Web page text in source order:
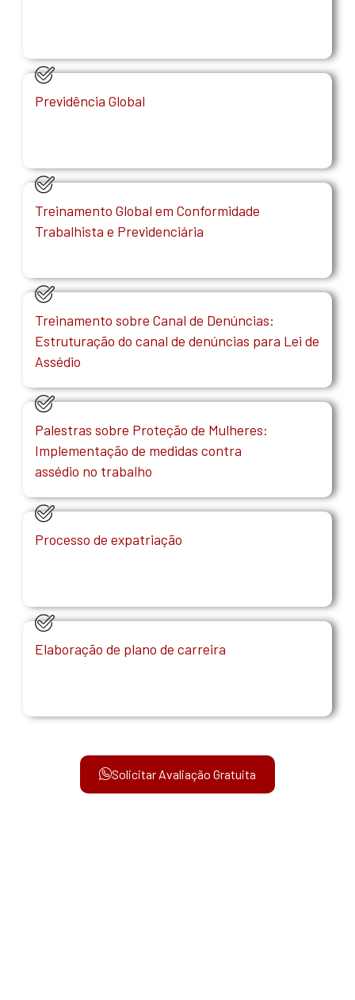
Previdência Global
Treinamento Global em Conformidade
Trabalhista e Previdenciária
Treinamento sobre Canal de Denúncias:
Estruturação do canal de denúncias para Lei de
Assédio
Palestras sobre Proteção de Mulheres:
Implementação de medidas contra
assédio no trabalho
Processo de expatriação
Elaboração de plano de carreira
Solicitar Avaliação Gratuita